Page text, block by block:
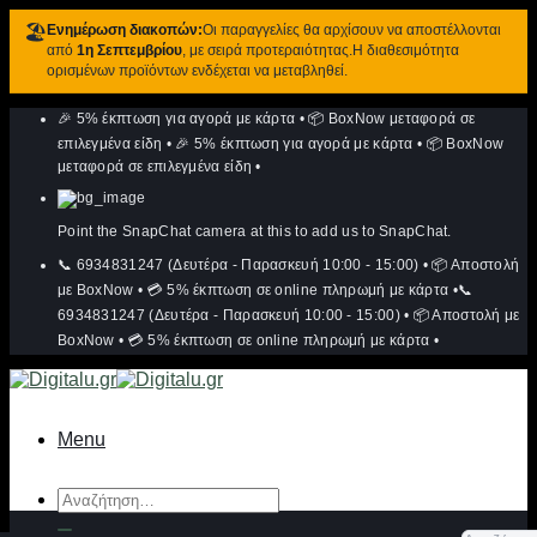
🏖️ Ενημέρωση διακοπών:Οι παραγγελίες θα αρχίσουν να αποστέλλονται
από 1η Σεπτεμβρίου, με σειρά προτεραιότητας.Η διαθεσιμότητα
ορισμένων προϊόντων ενδέχεται να μεταβληθεί.
περιεχόμενο
🎉 5% έκπτωση για αγορά με κάρτα • 📦 BoxNow μεταφορά σε
επιλεγμένα είδη • 🎉 5% έκπτωση για αγορά με κάρτα • 📦 BoxNow
μεταφορά σε επιλεγμένα είδη •
Point the SnapChat camera at this to add us to SnapChat.
📞 6934831247 (Δευτέρα - Παρασκευή 10:00 - 15:00) • 📦 Αποστολή
με BoxNow • 💳 5% έκπτωση σε online πληρωμή με κάρτα •📞
6934831247 (Δευτέρα - Παρασκευή 10:00 - 15:00) • 📦 Αποστολή με
BoxNow • 💳 5% έκπτωση σε online πληρωμή με κάρτα •
Menu
Αναζήτηση
για: